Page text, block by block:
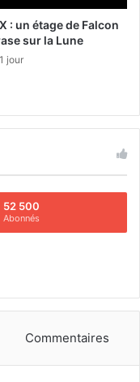
: un étage de Falcon
sur la Lune
jour
52 500
Abonnés
Commentaires